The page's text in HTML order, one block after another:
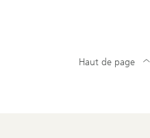
Haut de page